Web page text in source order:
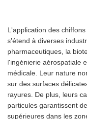
L'application des
s'étend à diverses
pharmaceutiques, la
l'ingénierie aérospatiale
médicale. Leur nature
sur des surfaces
rayures. De plus, leurs
particules garantissent
supérieures dans les